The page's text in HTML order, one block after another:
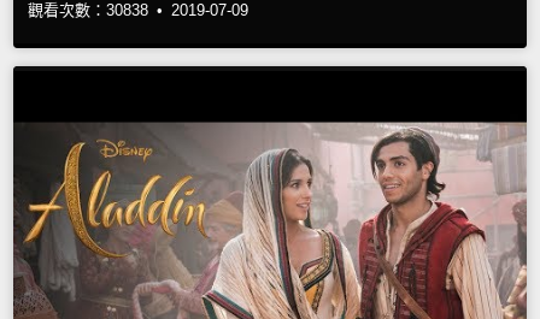
觀看次數：30838 • 2019-07-09